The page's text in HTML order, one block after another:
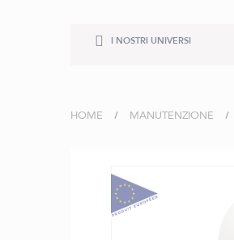
I NOSTRI UNIVERSI
HOME MANUTENZIONE
Vai
alla
fine